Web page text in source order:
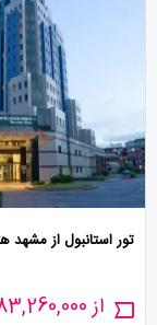
تور استانبول از مشهد
از 83,260,000 تومان